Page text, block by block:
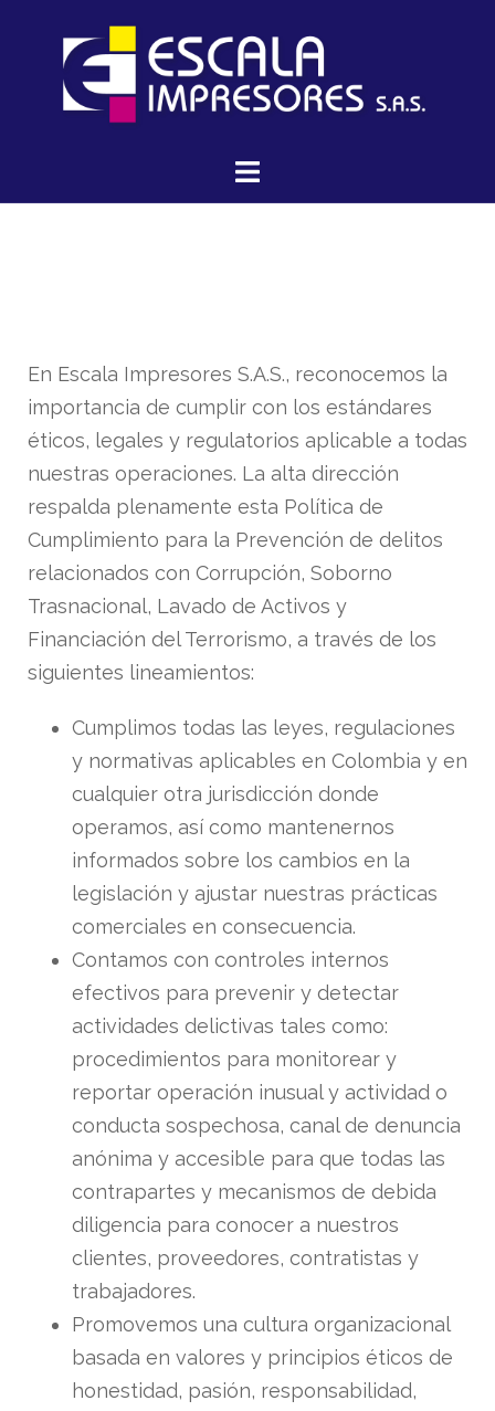
En Escala Impresores S.A.S., reconocemos la
importancia de cumplir con los estándares
éticos, legales y regulatorios aplicable a todas
nuestras operaciones. La alta dirección
respalda plenamente esta Política de
Cumplimiento para la Prevención de delitos
relacionados con Corrupción, Soborno
Trasnacional, Lavado de Activos y
Financiación del Terrorismo, a través de los
siguientes lineamientos:
Cumplimos todas las leyes, regulaciones
y normativas aplicables en Colombia y en
cualquier otra jurisdicción donde
operamos, así como mantenernos
informados sobre los cambios en la
legislación y ajustar nuestras prácticas
comerciales en consecuencia.
Contamos con controles internos
efectivos para prevenir y detectar
actividades delictivas tales como:
procedimientos para monitorear y
reportar operación inusual y actividad o
conducta sospechosa, canal de denuncia
anónima y accesible para que todas las
contrapartes y mecanismos de debida
diligencia para conocer a nuestros
clientes, proveedores, contratistas y
trabajadores.
Promovemos una cultura organizacional
basada en valores y principios éticos de
honestidad, pasión, responsabilidad,